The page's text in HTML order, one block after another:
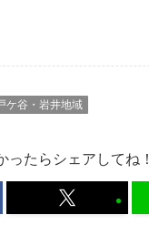
ケ谷・岩井地域
ったらシェアしてね！